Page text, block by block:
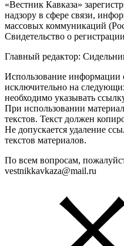
«Вестник Кавказа»
надзору в сфере связи,
массовых коммуникаций
Свидетельство о
Главный редактор:
Использование информации
исключительно на
необходимо указывать
При использовании
текстов. Текст должен
Не допускается удаление
текстов материалов.
По всем вопросам,
vestnikkavkaza@mail.ru